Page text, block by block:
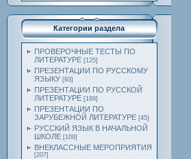
Категории раздела
ПРОВЕРОЧНЫЕ ТЕСТЫ ПО
ЛИТЕРАТУРЕ [125]
ПРЕЗЕНТАЦИИ ПО РУССКОМУ
ЯЗЫКУ [93]
ПРЕЗЕНТАЦИИ ПО РУССКОЙ
ЛИТЕРАТУРЕ [189]
ПРЕЗЕНТАЦИИ ПО
ЗАРУБЕЖНОЙ ЛИТЕРАТУРЕ [45]
РУССКИЙ ЯЗЫК В НАЧАЛЬНОЙ
ШКОЛЕ [109]
ВНЕКЛАССНЫЕ МЕРОПРИЯТИЯ
[207]